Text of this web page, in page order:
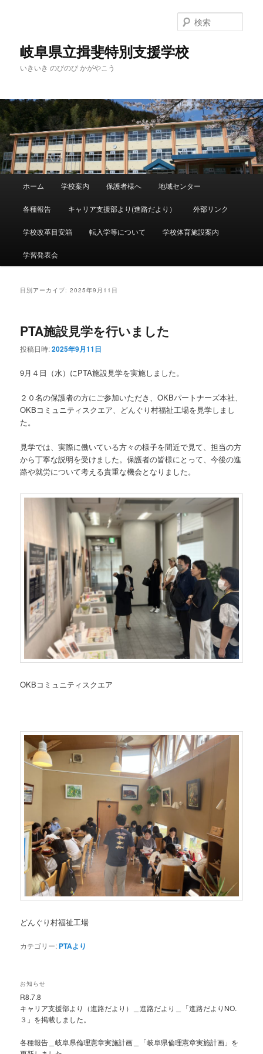
岐阜県立揖斐特別支援学校
いきいき のびのび かがやこう
索
メ
イ
ン
ン
ン
移
サ
ブ
コ
テ
ツ
動
ホーム 学校案内 保護者様へ 地域センター
各種報告 キャリア支援部より(進路だより） 外部リンク
学校改革目安箱 転入学等について 学校体育施設案内
学習発表会
日別アーカイブ:2025年9月11日
PTA施設見学を行いました
投稿日時:2025年9月11日
9月４日（水）にPTA施設見学を実施しました。
２０名の保護者の方にご参加いただき、OKBパートナーズ本社、
OKBコミュニティスクエア、どんぐり村福祉工場を見学しまし
た。
見学では、実際に働いている方々の様子を間近で見て、担当の方
から丁寧な説明を受けました。保護者の皆様にとって、今後の進
路や就労について考える貴重な機会となりました。
OKBコミュニティスクエア
どんぐり村福祉工場
カテゴリー: PTAより
お知らせ
R8.7.8
キャリア支援部より（進路だより）＿進路だより＿「進路だよりNO.
３」を掲載しました。
各種報告＿岐阜県倫理憲章実施計画＿「岐阜県倫理憲章実施計画」を